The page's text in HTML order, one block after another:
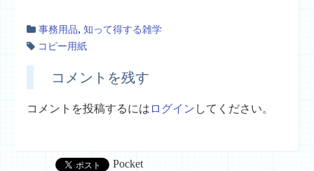
事務用品,知って得する雑学
コピー用紙
コメントを残す
コメントを投稿するには ログイン してください。
Pocket